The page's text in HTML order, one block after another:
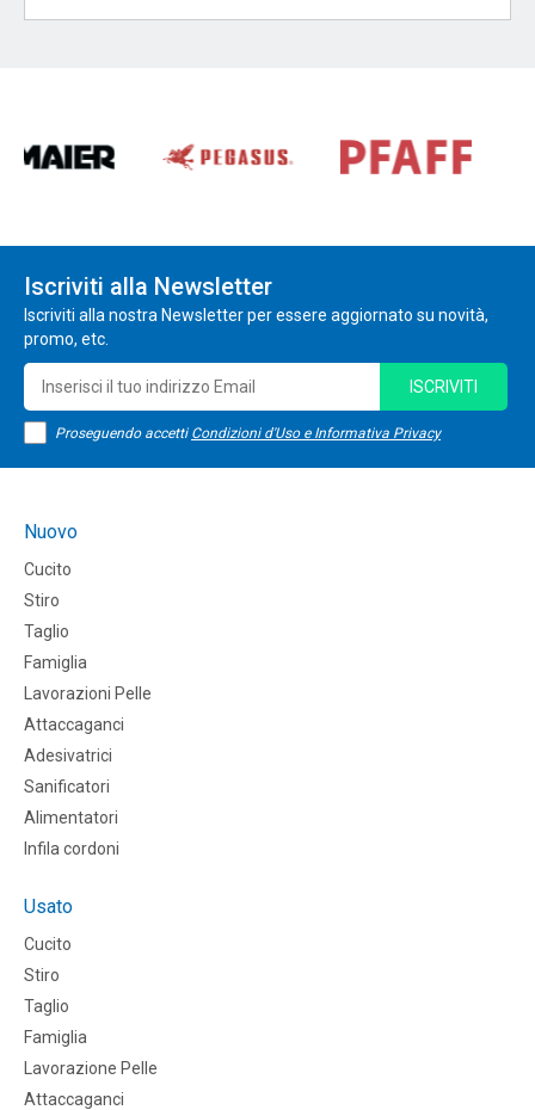
Iscriviti alla Newsletter
Iscriviti alla nostra Newsletter per essere aggiornato su novità,
promo, etc.
Proseguendo accetti Condizioni d'Uso e Informativa Privacy
ISCRIVITI
Nuovo
Cucito
Stiro
Taglio
Famiglia
Lavorazioni Pelle
Attaccaganci
Adesivatrici
Sanificatori
Alimentatori
Infila cordoni
Usato
Cucito
Stiro
Taglio
Famiglia
Lavorazione Pelle
Attaccaganci